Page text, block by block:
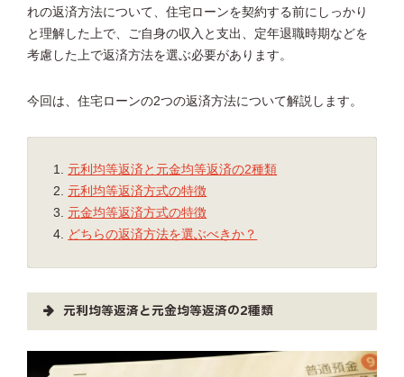
れの返済方法について、住宅ローンを契約する前にしっかり
と理解した上で、ご自身の収入と支出、定年退職時期などを
考慮した上で返済方法を選ぶ必要があります。
今回は、住宅ローンの2つの返済方法について解説します。
元利均等返済と元金均等返済の2種類
元利均等返済方式の特徴
元金均等返済方式の特徴
どちらの返済方法を選ぶべきか？
元利均等返済と元金均等返済の2種類